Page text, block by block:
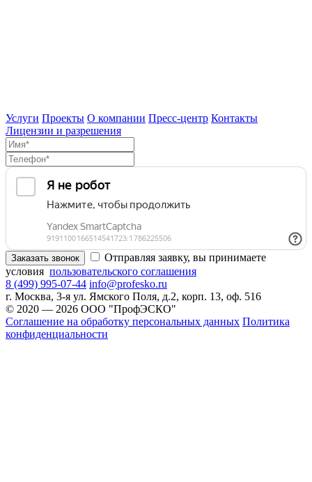
Услуги Проекты О компании Пресс-центр Контакты
Лицензии и разрешения
Заказать звонок
Отправляя заявку, вы принимаете
условия пользовательского соглашения
8 (499) 995-07-44 info@profesko.ru
г. Москва, 3-я ул. Ямского Поля, д.2, корп. 13, оф. 516
© 2020 — 2026 ООО "ПрофЭСКО"
Соглашение на обработку персональных данных Политика
конфиденциальности